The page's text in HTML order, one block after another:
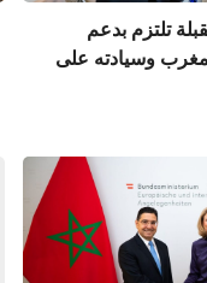
تلتزم بدعم
وسيادته على